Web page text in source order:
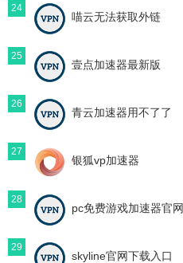
24
喵云无法获取外链
25
壹点加速器最新版
26
青云加速器用不了了
27
银狐vp加速器
28
pc免费游戏加速器官网
29
skyline官网下载入口